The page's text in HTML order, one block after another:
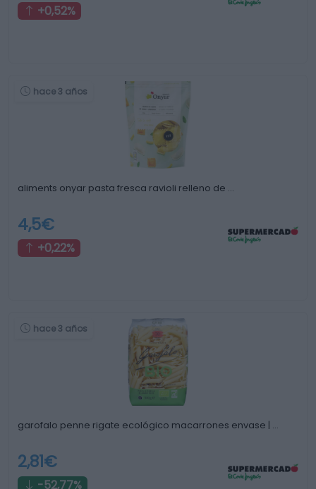
+0,52%
hace 3 años
aliments onyar pasta fresca ravioli relleno de …
4,5€
+0,22%
hace 3 años
garofalo penne rigate ecológico macarrones envase | …
2,81€
-52,77%